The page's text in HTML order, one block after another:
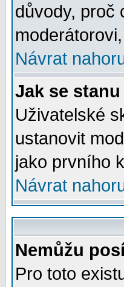
důvody, proč
Návrat
Jak se
Uživatelské
ustanovit
jako prvního
Návrat
Nemůžu
Pro toto